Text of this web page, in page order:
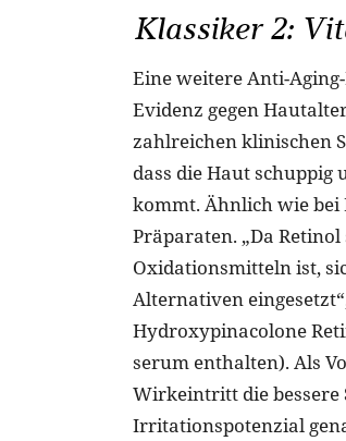
Klassiker 2:
Eine weitere Anti-
Evidenz gegen
zahlreichen klinischen
dass die Haut
kommt. Ähnlich wie
Präparaten. „Da
Oxidationsmitteln ist,
Alternativen
Hydroxypinacolone
serum enthalten). Als
Wirkeintritt die
Irritationspotenzial